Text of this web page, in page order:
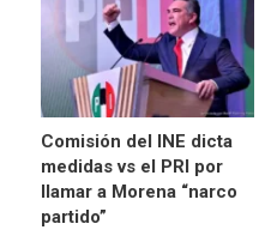
Comisión del INE dicta
medidas vs el PRI por
llamar a Morena “narco
partido”